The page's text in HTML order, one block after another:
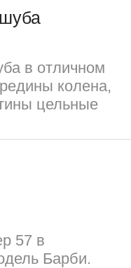
в отличном
колена,
цельные
57 в
Барби.